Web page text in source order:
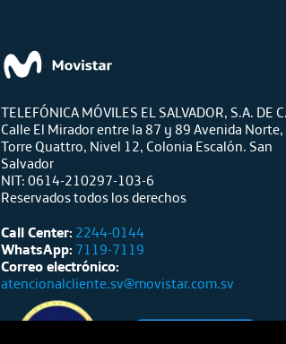
TELEFÓNICA MÓVILES EL SALVADOR, S.A. DE
Calle El Mirador entre la 87 y 89 Avenida Norte,
Torre Quattro, Nivel 12, Colonia Escalón. San
Salvador
NIT: 0614-210297-103-6
Reservados todos los derechos
Call Center: 2244-0144
WhatsApp: 7119-7119
Correo electrónico:
atencionalcliente.sv@movistar.com.sv